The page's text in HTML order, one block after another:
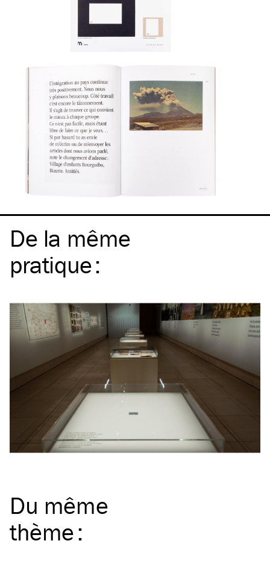
De la même
pratique:
Du même
thème: